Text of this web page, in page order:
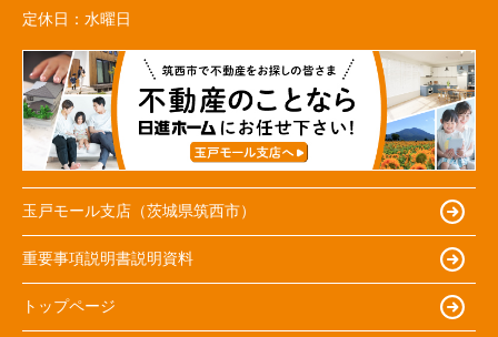
定休日： 水曜日
玉戸モール支店（茨城県筑西市）
重要事項説明書説明資料
トップページ